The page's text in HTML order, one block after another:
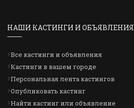
НАШИ КАСТИНГИ И ОБЪЯВЛЕНИЯ
Все кастинги и объявления
Кастинги в вашем городе
Персональная лента кастингов
Опубликовать кастинг
Найти кастинг или объявление